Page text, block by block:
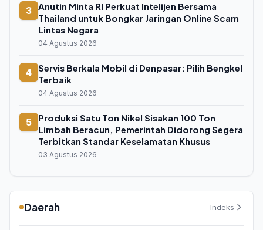
3 Anutin Minta RI Perkuat Intelijen Bersama
Thailand untuk Bongkar Jaringan Online Scam
Lintas Negara
04 Agustus 2026
4 Servis Berkala Mobil di Denpasar: Pilih Bengkel
Terbaik
04 Agustus 2026
5
Produksi Satu Ton Nikel Sisakan 100 Ton
Limbah Beracun, Pemerintah Didorong Segera
Terbitkan Standar Keselamatan Khusus
03 Agustus 2026
Daerah Indeks